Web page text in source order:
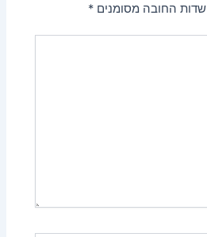
שדות החובה מסומנים*